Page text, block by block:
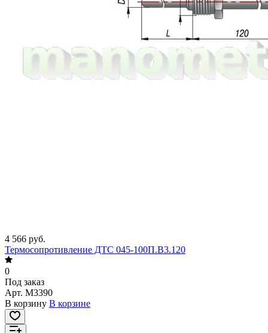
4 566 руб.
Термосопротивление ДТС 045-100П.В3.120
0
Под заказ
Арт. M3390
В корзину В корзине